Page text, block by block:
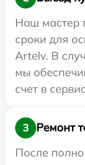
Наш мастер
сроки для
Artelv. В
мы
счет в
3
Ремонт
После